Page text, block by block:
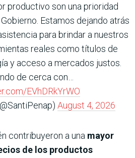
productivo son una prioridad
Estamos dejando atrás
para brindar a nuestros
reales como títulos de
y acceso a mercados justos.
de cerca con…
EVhDRkYrWO
August 4, 2026
contribuyeron a una mayor
de los productos